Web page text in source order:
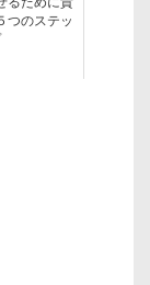
つのステッ